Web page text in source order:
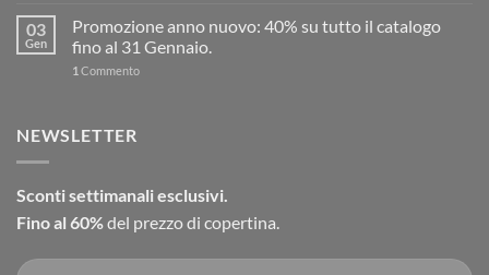
03
Gen
Promozione anno nuovo: 40% su tutto il catalogo
fino al 31 Gennaio.
1 Commento
NEWSLETTER
Sconti settimanali esclusivi.
Fino al 60%del prezzo di copertina.